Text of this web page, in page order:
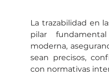
La trazabilidad en
pilar
moderna,
sean precisos,
con normativas